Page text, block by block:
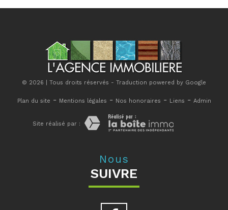
© 2026 | Tous droits réservés - Traduction powered by Google
Plan du site - Mentions légales - Nos honoraires - Liens - Admin
Site réalisé par :
Nous
SUIVRE